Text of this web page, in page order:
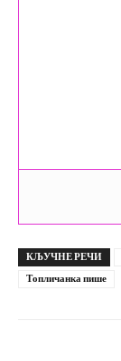
КЉУЧНЕ РЕЧИ
Топличанка пише